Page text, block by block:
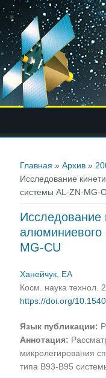
Главная »Архив »
Исследование
системы AL-ZN-MG-
Исследование
алюминиевого
MG-CU
Ханейчук, ЕА
Косм. наука технол.
https://doi.org/
Язык публикации:
Аннотация:
микролегирования
типа В93-В95